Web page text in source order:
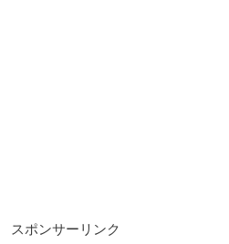
スポンサーリンク